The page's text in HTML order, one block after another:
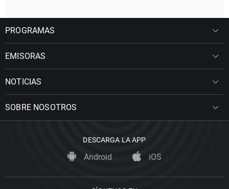
PROGRAMAS
EMISORAS
NOTICIAS
SOBRE NOSOTROS
DESCARGA LA APP
Android iOS